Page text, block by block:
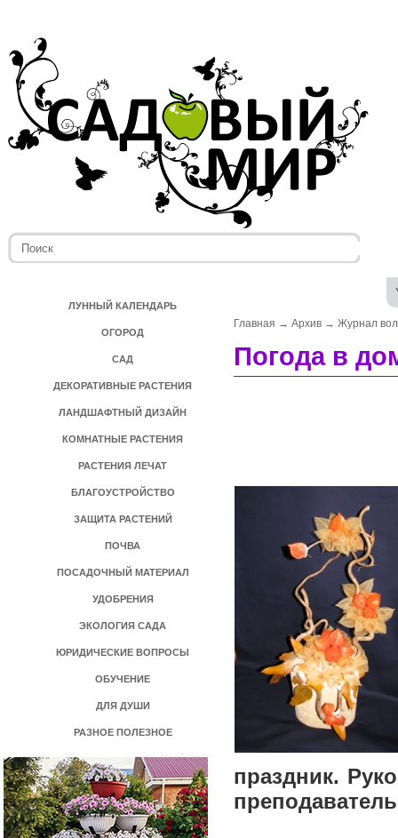
ЛУННЫЙ КАЛЕНДАРЬ
ОГОРОД
САД
ДЕКОРАТИВНЫЕ РАСТЕНИЯ
ЛАНДШАФТНЫЙ ДИЗАЙН
КОМНАТНЫЕ РАСТЕНИЯ
РАСТЕНИЯ ЛЕЧАТ
БЛАГОУСТРОЙСТВО
ЗАЩИТА РАСТЕНИЙ
ПОЧВА
ПОСАДОЧНЫЙ МАТЕРИАЛ
УДОБРЕНИЯ
ЭКОЛОГИЯ САДА
ЮРИДИЧЕСКИЕ ВОПРОСЫ
ОБУЧЕНИЕ
ДЛЯ ДУШИ
РАЗНОЕ ПОЛЕЗНОЕ
Главная → Архив → Журнал
Погода в
праздник.